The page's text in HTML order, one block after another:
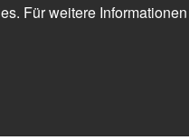
Für weitere Informationen